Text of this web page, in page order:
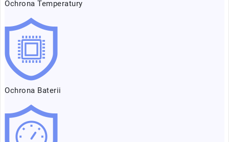
Ochrona Temperatury
Ochrona Baterii